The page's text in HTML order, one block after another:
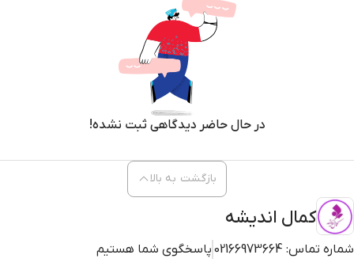
در حال حاضر دیدگاهی ثبت نشده!
کمال اندیشه
شماره تماس: 02166973664 پاسخگوی شما هستیم
بازگشت به بالا